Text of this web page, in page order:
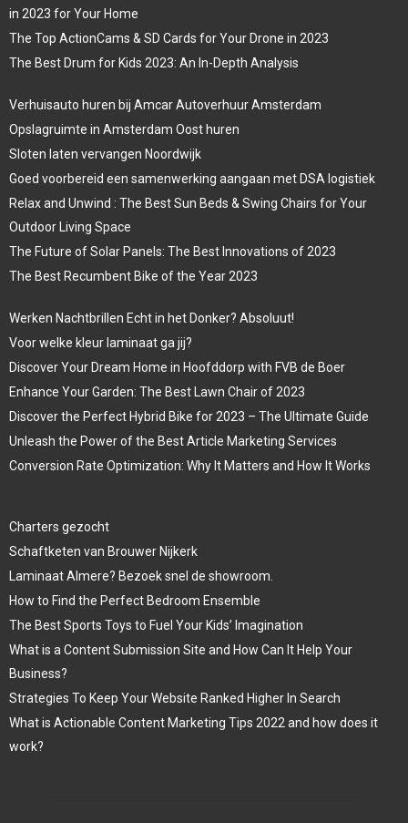
in 2023 for Your Home
The Top ActionCams & SD Cards for Your Drone in 2023
The Best Drum for Kids 2023: An In-Depth Analysis
Verhuisauto huren bij Amcar Autoverhuur Amsterdam
Opslagruimte in Amsterdam Oost huren
Sloten laten vervangen Noordwijk
Goed voorbereid een samenwerking aangaan met DSA logistiek
Relax and Unwind : The Best Sun Beds & Swing Chairs for Your
Outdoor Living Space
The Future of Solar Panels: The Best Innovations of 2023
The Best Recumbent Bike of the Year 2023
Werken Nachtbrillen Echt in het Donker? Absoluut!
Voor welke kleur laminaat ga jij?
Discover Your Dream Home in Hoofddorp with FVB de Boer
Enhance Your Garden: The Best Lawn Chair of 2023
Discover the Perfect Hybrid Bike for 2023 – The Ultimate Guide
Unleash the Power of the Best Article Marketing Services
Conversion Rate Optimization: Why It Matters and How It Works
Charters gezocht
Schaftketen van Brouwer Nijkerk
Laminaat Almere? Bezoek snel de showroom.
How to Find the Perfect Bedroom Ensemble
The Best Sports Toys to Fuel Your Kids’ Imagination
What is a Content Submission Site and How Can It Help Your
Business?
Strategies To Keep Your Website Ranked Higher In Search
What is Actionable Content Marketing Tips 2022 and how does it
work?